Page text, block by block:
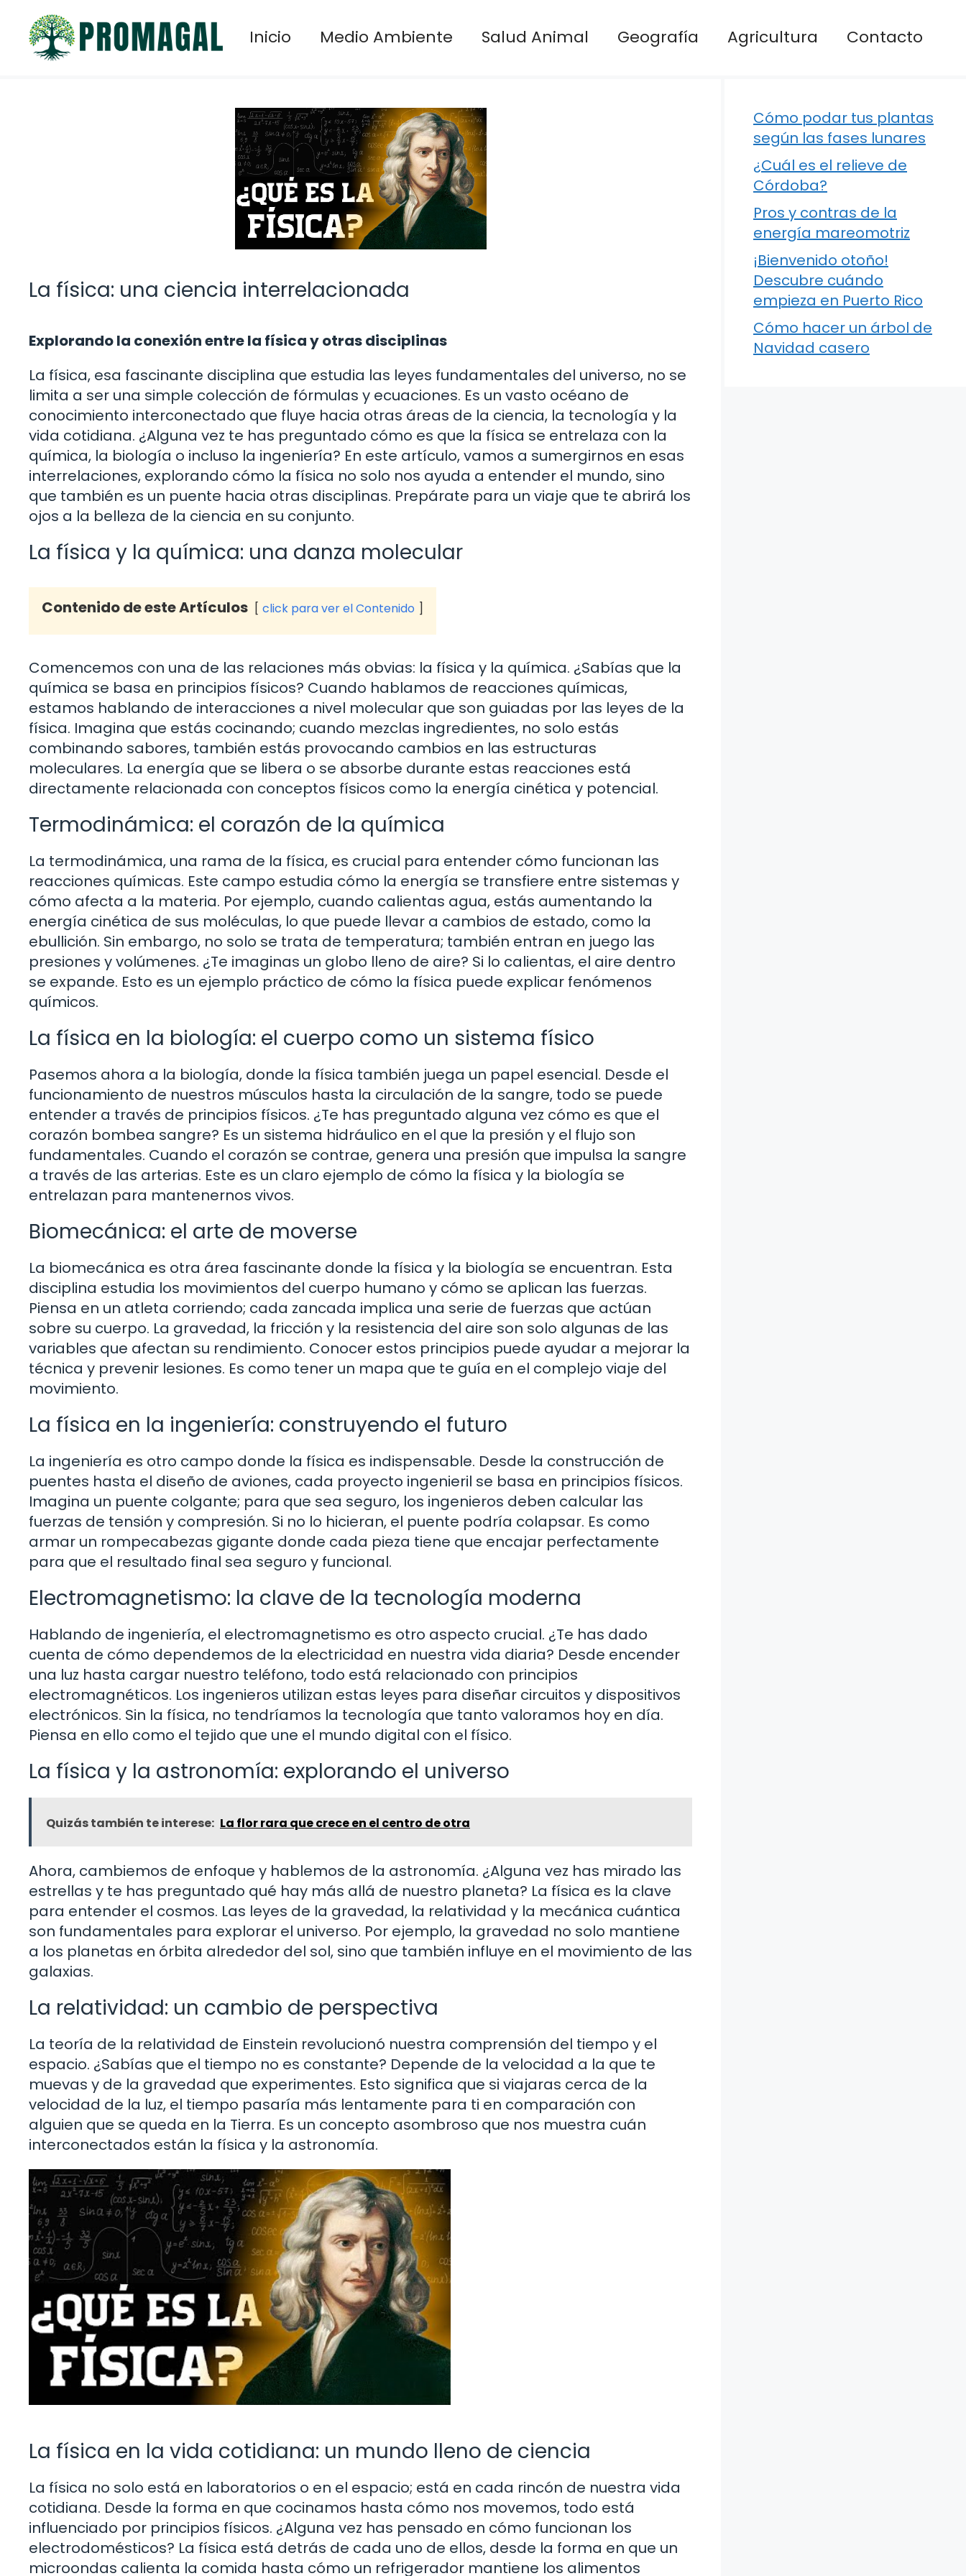
contenido
Inicio Medio Ambiente Salud Animal Geografía Agricultura Contacto
La física: una ciencia interrelacionada
Explorando la conexión entre la física y otras disciplinas
La física, esa fascinante disciplina que estudia las leyes fundamentales del universo, no se
limita a ser una simple colección de fórmulas y ecuaciones. Es un vasto océano de
conocimiento interconectado que fluye hacia otras áreas de la ciencia, la tecnología y la
vida cotidiana. ¿Alguna vez te has preguntado cómo es que la física se entrelaza con la
química, la biología o incluso la ingeniería? En este artículo, vamos a sumergirnos en esas
interrelaciones, explorando cómo la física no solo nos ayuda a entender el mundo, sino
que también es un puente hacia otras disciplinas. Prepárate para un viaje que te abrirá los
ojos a la belleza de la ciencia en su conjunto.
La física y la química: una danza molecular
Contenido de este Artículos click para ver el Contenido
Comencemos con una de las relaciones más obvias: la física y la química. ¿Sabías que la
química se basa en principios físicos? Cuando hablamos de reacciones químicas,
estamos hablando de interacciones a nivel molecular que son guiadas por las leyes de la
física. Imagina que estás cocinando; cuando mezclas ingredientes, no solo estás
combinando sabores, también estás provocando cambios en las estructuras
moleculares. La energía que se libera o se absorbe durante estas reacciones está
directamente relacionada con conceptos físicos como la energía cinética y potencial.
Termodinámica: el corazón de la química
La termodinámica, una rama de la física, es crucial para entender cómo funcionan las
reacciones químicas. Este campo estudia cómo la energía se transfiere entre sistemas y
cómo afecta a la materia. Por ejemplo, cuando calientas agua, estás aumentando la
energía cinética de sus moléculas, lo que puede llevar a cambios de estado, como la
ebullición. Sin embargo, no solo se trata de temperatura; también entran en juego las
presiones y volúmenes. ¿Te imaginas un globo lleno de aire? Si lo calientas, el aire dentro
se expande. Esto es un ejemplo práctico de cómo la física puede explicar fenómenos
químicos.
La física en la biología: el cuerpo como un sistema físico
Pasemos ahora a la biología, donde la física también juega un papel esencial. Desde el
funcionamiento de nuestros músculos hasta la circulación de la sangre, todo se puede
entender a través de principios físicos. ¿Te has preguntado alguna vez cómo es que el
corazón bombea sangre? Es un sistema hidráulico en el que la presión y el flujo son
fundamentales. Cuando el corazón se contrae, genera una presión que impulsa la sangre
a través de las arterias. Este es un claro ejemplo de cómo la física y la biología se
entrelazan para mantenernos vivos.
Biomecánica: el arte de moverse
La biomecánica es otra área fascinante donde la física y la biología se encuentran. Esta
disciplina estudia los movimientos del cuerpo humano y cómo se aplican las fuerzas.
Piensa en un atleta corriendo; cada zancada implica una serie de fuerzas que actúan
sobre su cuerpo. La gravedad, la fricción y la resistencia del aire son solo algunas de las
variables que afectan su rendimiento. Conocer estos principios puede ayudar a mejorar la
técnica y prevenir lesiones. Es como tener un mapa que te guía en el complejo viaje del
movimiento.
La física en la ingeniería: construyendo el futuro
La ingeniería es otro campo donde la física es indispensable. Desde la construcción de
puentes hasta el diseño de aviones, cada proyecto ingenieril se basa en principios físicos.
Imagina un puente colgante; para que sea seguro, los ingenieros deben calcular las
fuerzas de tensión y compresión. Si no lo hicieran, el puente podría colapsar. Es como
armar un rompecabezas gigante donde cada pieza tiene que encajar perfectamente
para que el resultado final sea seguro y funcional.
Electromagnetismo: la clave de la tecnología moderna
Hablando de ingeniería, el electromagnetismo es otro aspecto crucial. ¿Te has dado
cuenta de cómo dependemos de la electricidad en nuestra vida diaria? Desde encender
una luz hasta cargar nuestro teléfono, todo está relacionado con principios
electromagnéticos. Los ingenieros utilizan estas leyes para diseñar circuitos y dispositivos
electrónicos. Sin la física, no tendríamos la tecnología que tanto valoramos hoy en día.
Piensa en ello como el tejido que une el mundo digital con el físico.
La física y la astronomía: explorando el universo
Quizás también te interese: La flor rara que crece en el centro de otra
Ahora, cambiemos de enfoque y hablemos de la astronomía. ¿Alguna vez has mirado las
estrellas y te has preguntado qué hay más allá de nuestro planeta? La física es la clave
para entender el cosmos. Las leyes de la gravedad, la relatividad y la mecánica cuántica
son fundamentales para explorar el universo. Por ejemplo, la gravedad no solo mantiene
a los planetas en órbita alrededor del sol, sino que también influye en el movimiento de las
galaxias.
La relatividad: un cambio de perspectiva
La teoría de la relatividad de Einstein revolucionó nuestra comprensión del tiempo y el
espacio. ¿Sabías que el tiempo no es constante? Depende de la velocidad a la que te
muevas y de la gravedad que experimentes. Esto significa que si viajaras cerca de la
velocidad de la luz, el tiempo pasaría más lentamente para ti en comparación con
alguien que se queda en la Tierra. Es un concepto asombroso que nos muestra cuán
interconectados están la física y la astronomía.
La física en la vida cotidiana: un mundo lleno de ciencia
La física no solo está en laboratorios o en el espacio; está en cada rincón de nuestra vida
cotidiana. Desde la forma en que cocinamos hasta cómo nos movemos, todo está
influenciado por principios físicos. ¿Alguna vez has pensado en cómo funcionan los
electrodomésticos? La física está detrás de cada uno de ellos, desde la forma en que un
microondas calienta la comida hasta cómo un refrigerador mantiene los alimentos
Cómo podar tus plantas
según las fases lunares
¿Cuál es el relieve de
Córdoba?
Pros y contras de la
energía mareomotriz
¡Bienvenido otoño!
Descubre cuándo
empieza en Puerto Rico
Cómo hacer un árbol de
Navidad casero